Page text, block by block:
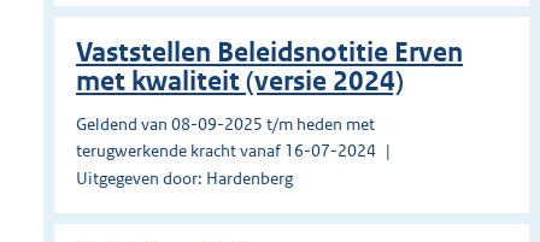
Vaststellen Beleidsnotitie Erven
met kwaliteit (versie 2024)
Geldend van 08-09-2025 t/m heden met
terugwerkende kracht vanaf 16-07-2024
Uitgegeven door: Hardenberg